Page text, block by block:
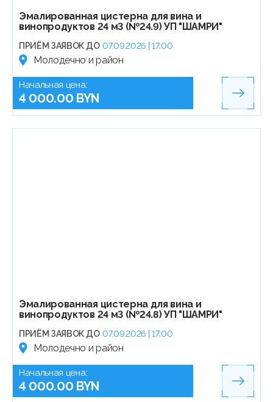
Эмалированная цистерна для вина и
винопродуктов 24 м3 (№24.9) УП "ШАМРИ"
ПРИЁМ ЗАЯВОК ДО 07.09.2026 | 17:00
Молодечно и район
Начальная цена:
4 000.00 BYN
Эмалированная цистерна для вина и
винопродуктов 24 м3 (№24.8) УП "ШАМРИ"
ПРИЁМ ЗАЯВОК ДО 07.09.2026 | 17:00
Молодечно и район
Начальная цена:
4 000.00 BYN